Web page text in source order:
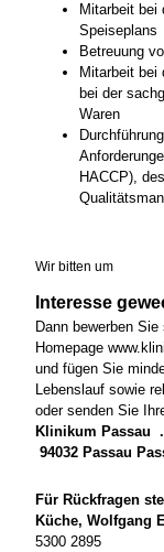
Mitarbeit bei
Speiseplans
Betreuung
Mitarbeit bei
bei der
Waren
HACCP),
Wir bitten um
Interesse
Dann bewerben
Homepage
und fügen Sie
Lebenslauf sowie
oder senden Sie
Klinikum Passau
94032 Passau
Für Rückfragen
Küche, Wolfgang
5300 2895